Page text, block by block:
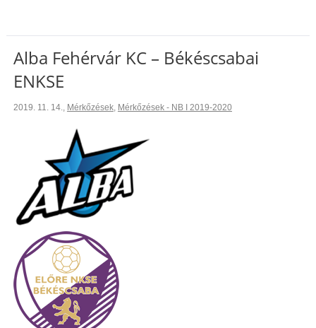
Alba Fehérvár KC – Békéscsabai
ENKSE
2019. 11. 14., Mérkőzések, Mérkőzések - NB I 2019-2020